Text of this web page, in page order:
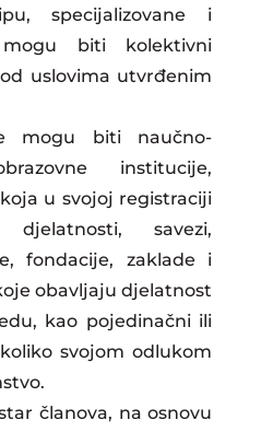
specijalizovane i
biti kolektivni
uslovima utvrđenim
mogu biti naučno-
institucije,
u svojoj registraciji
savezi,
fondacije, zaklade i
obavljaju djelatnost
kao pojedinačni ili
svojom odlukom
članova, na osnovu